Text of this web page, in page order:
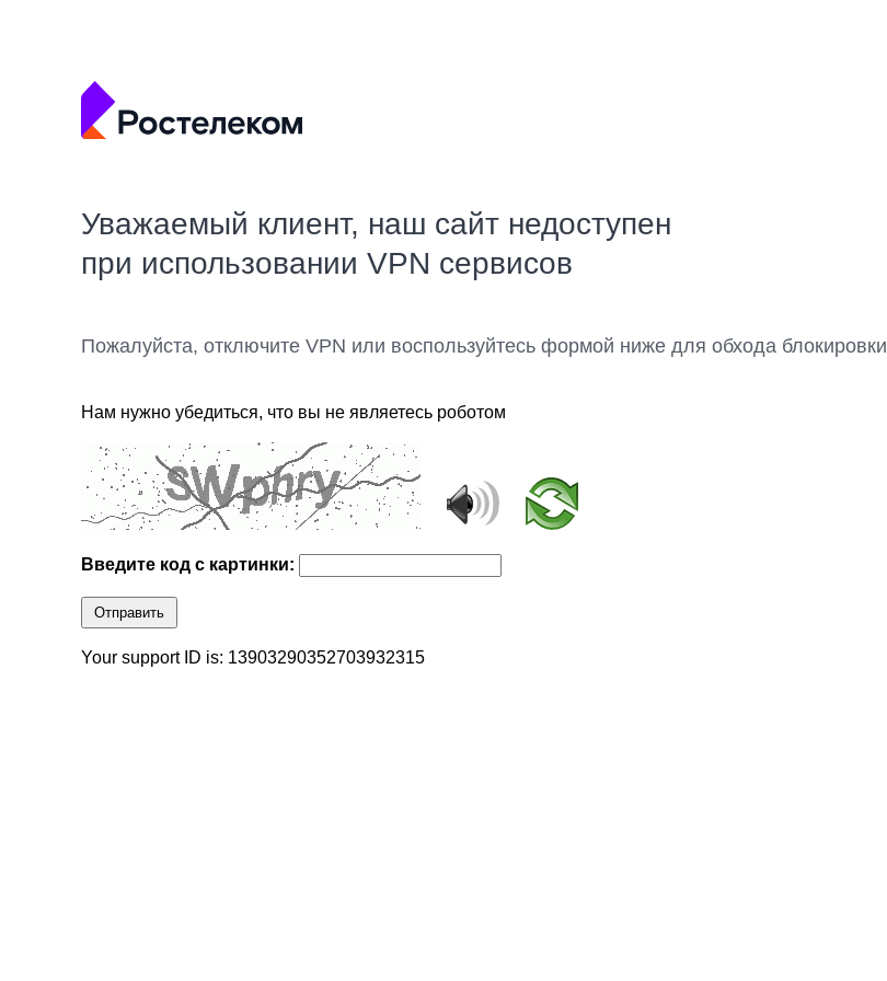
Уважаемый клиент, наш сайт недоступен
при использовании VPN сервисов
Пожалуйста, отключите VPN или воспользуйтесь формой ниже для обхода блокировки
Нам нужно убедиться, что вы не являетесь роботом
Введите код с картинки:
Отправить
Your support ID is: 13903290352703932315